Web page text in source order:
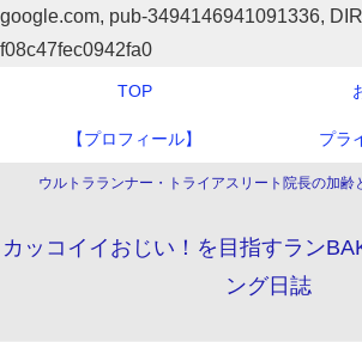
google.com, pub-3494146941091336,
f08c47fec0942fa0
ウルトラランナー・トライアスリート院長の加齢
カッコイイおじい！を目指すラン
ング日誌
TOP
【プロフィール】 プラ